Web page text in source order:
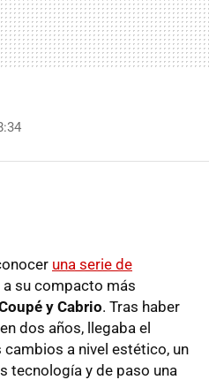
una serie de
su compacto más
y Cabrio. Tras haber
dos años, llegaba el
a nivel estético, un
tecnología y de paso una